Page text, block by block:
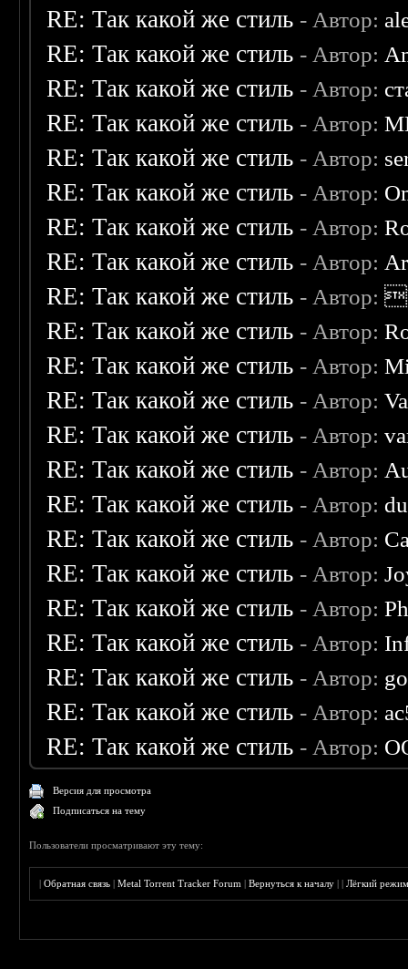
RE: Так какой же стиль - Автор:
RE: Так какой же стиль - Автор:
RE: Так какой же стиль - Автор:
RE: Так какой же стиль - Автор:
RE: Так какой же стиль - Автор:
RE: Так какой же стиль - Автор:
RE: Так какой же стиль - Автор:
RE: Так какой же стиль - Автор:
RE: Так какой же стиль - Автор:
RE: Так какой же стиль - Автор:
RE: Так какой же стиль - Автор:
RE: Так какой же стиль - Автор:
RE: Так какой же стиль - Автор:
RE: Так какой же стиль - Автор:
RE: Так какой же стиль - Автор:
RE: Так какой же стиль - Автор:
RE: Так какой же стиль - Автор:
RE: Так какой же стиль - Автор:
RE: Так какой же стиль - Автор:
RE: Так какой же стиль - Автор:
RE: Так какой же стиль - Автор:
RE: Так какой же стиль - Автор:
Версия для просмотра
Подписаться на тему
Пользователи просматривают эту тему:
|Обратная связь |Metal Torrent Tracker Forum |Вернуться к началу ||Лёгкий